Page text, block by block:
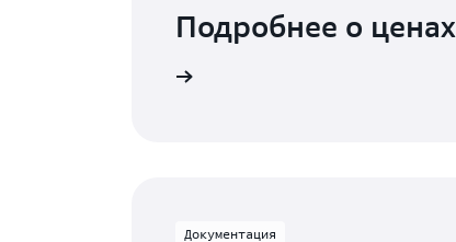
Подробнее о ценах
Документация